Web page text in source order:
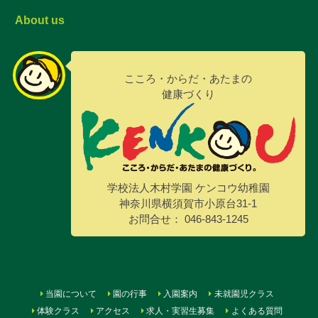
About us
こころ・からだ・あたまの
健康づくり
学校法人木村学園 ケンコウ幼稚園
神奈川県横須賀市小原台31-1
お問合せ： 046-843-1245
当園について 園の行事 入園案内
未就園児クラス
体験クラス
アクセス 求人・実習生募集 よくある質問